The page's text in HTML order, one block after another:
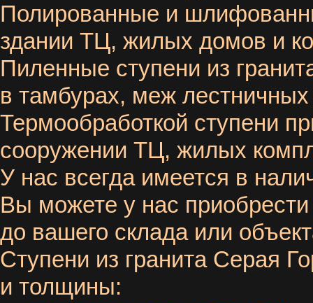
Полированные и
здании ТЦ, жилых домов и
Пиленные ступени из
в тамбурах, меж лестничных
Термообработкой ступени
сооружении ТЦ, жилых
У нас всегда имеется в
Вы можете у нас приобрести
до вашего склада или
Ступени из гранита Серая
и толщины: